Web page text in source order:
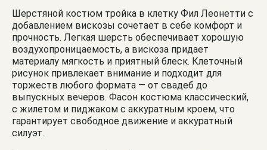
Шерстяной костюм тройка в клетку Фил Леонетти с
добавлением вискозы сочетает в себе комфорт и
прочность. Легкая шерсть обеспечивает хорошую
воздухопроницаемость, а вискоза придает
материалу мягкость и приятный блеск. Клеточный
рисунок привлекает внимание и подходит для
торжеств любого формата — от свадеб до
выпускных вечеров. Фасон костюма классический,
с жилетом и пиджаком с аккуратным кроем, что
гарантирует свободное движение и аккуратный
силуэт.